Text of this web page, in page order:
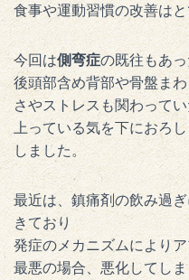
食事や運動習慣の改善はと
今回は側弯症の既往もあ
後頭部含め背部や骨盤ま
さやストレスも関わって
上っている気を下におろ
しました。
最近は、鎮痛剤の飲み過
きており
発症のメカニズムにより
最悪の場合、悪化してし